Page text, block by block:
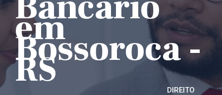
em
Bossoroca​ -
RS
DIREITO